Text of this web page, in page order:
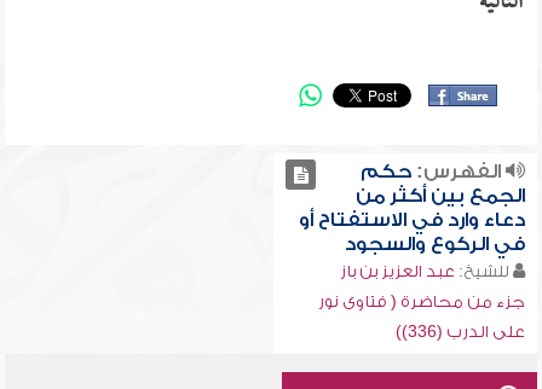
الفهرس:حكم
الجمع بين أكثر من
دعاء وارد في الاستفتاح أو
في الركوع والسجود
للشيخ: عبد العزيز بن باز
جزء من محاضرة ( فتاوى نور
على الدرب (336))